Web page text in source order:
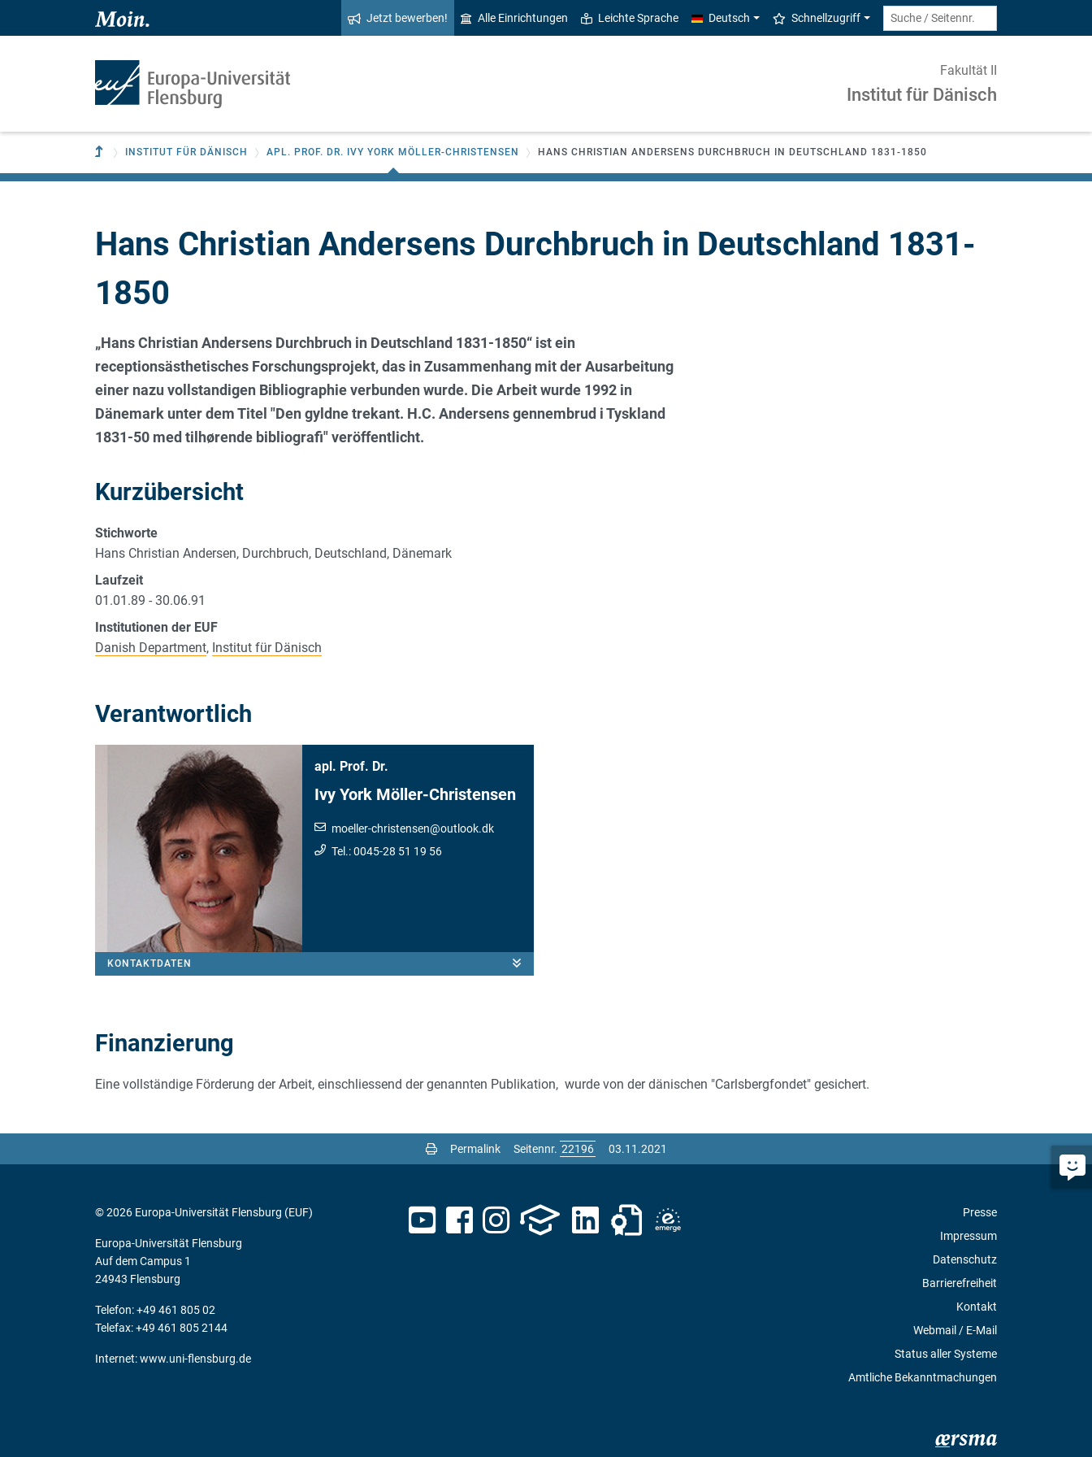
Zum Hauptinhalt springen
Zur Navigation springen
Jetzt bewerben! Alle Einrichtungen Leichte Sprache Deutsch Schnellzugriff
Fakultät II
Institut für Dänisch
Zur übergeordneten Einrichtung
INSTITUT FÜR DÄNISCH APL. PROF. DR. IVY YORK MÖLLER-CHRISTENSEN HANS CHRISTIAN ANDERSENS DURCHBRUCH IN DEUTSCHLAND 1831-1850
Hans Christian Andersens Durchbruch in Deutschland 1831-
1850
„Hans Christian Andersens Durchbruch in Deutschland 1831-1850“ ist ein
receptionsästhetisches Forschungsprojekt, das in Zusammenhang mit der Ausarbeitung
einer nazu vollstandigen Bibliographie verbunden wurde. Die Arbeit wurde 1992 in
Dänemark unter dem Titel "Den gyldne trekant. H.C. Andersens gennembrud i Tyskland
1831-50 med tilhørende bibliografi" veröffentlicht.
Kurzübersicht
Stichworte
Hans Christian Andersen, Durchbruch, Deutschland, Dänemark
Laufzeit
01.01.89 - 30.06.91
Institutionen der EUF
Danish Department, Institut für Dänisch
Verantwortlich
apl. Prof. Dr.
Ivy York Möller-Christensen
moeller-christensen@outlook.dk
Tel.: 0045-28 51 19 56
KONTAKTDATEN
Finanzierung
Eine vollständige Förderung der Arbeit, einschliessend der genannten Publikation, wurde von der dänischen "Carlsbergfondet" gesichert.
Permalink Seitennr. 03.11.2021
Presse
Impressum
Datenschutz
Barrierefreiheit
Kontakt
Webmail / E-Mail
Status aller Systeme
Amtliche Bekanntmachungen
© 2026 Europa-Universität Flensburg (EUF)
Europa-Universität Flensburg
Auf dem Campus 1
24943 Flensburg
Telefon: +49 461 805 02
Telefax: +49 461 805 2144
Internet:www.uni-flensburg.de